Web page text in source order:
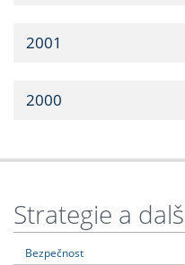
2001
2000
Strategie a
Bezpečnost